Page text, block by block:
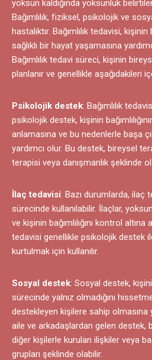
yoksun kaldığında yoksunluk
Bağımlılık, fiziksel, psikolojik ve
hastalıktır. Bağımlılık tedavisi,
sağlıklı bir hayat yaşamasına
Bağımlılık tedavi süreci, kişinin
planlanır ve genellikle aşağıdakileri
Psikolojik destek: Bağımlılık
psikolojik destek, kişinin
anlamasına ve bu nedenlerle başa
yardımcı olur. Bu destek, bireysel
terapisi veya danışmanlık şeklinde
İlaç tedavisi: Bazı durumlarda, ilaç
sürecinde kullanılabilir. İlaçlar,
ve kişinin bağımlılığını kontrol altına
tedavisi genellikle psikolojik destek
kurtulmak için kullanılır.
Sosyal destek: Sosyal destek,
sürecinde yalnız olmadığını
destekleyen kişilere sahip olmasına
aile ve arkadaşlardan gelen destek,
diğer kişilerle kurulan ilişkiler veya
grupları şeklinde olabilir.